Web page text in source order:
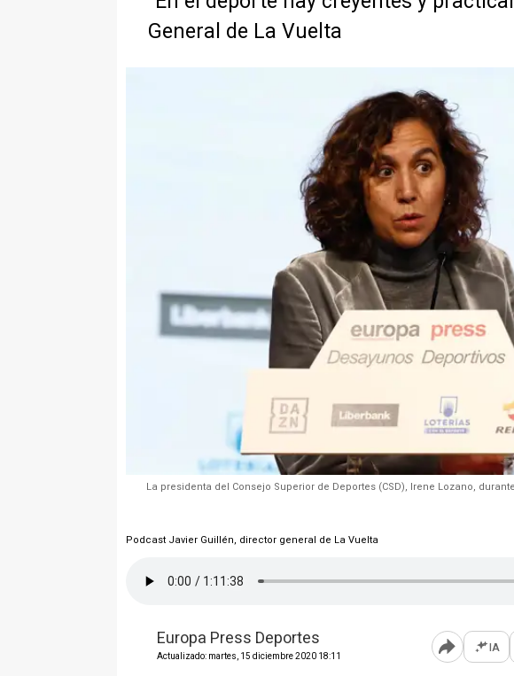
General de La Vuelta
La presidenta del Consejo Superior de Deportes (CSD), Irene Lozano,
Podcast Javier Guillén, director general de La Vuelta
Europa Press Deportes
Actualizado: martes, 15 diciembre 2020 18:11 Abrir IA